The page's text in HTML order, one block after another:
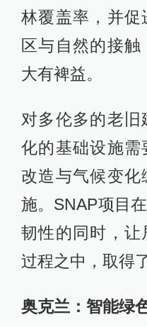
林覆盖率，并促
区与自然的接
大有裨益。
对多伦多的老旧
化的基础设施
改造与气候变
施。SNAP项目
韧性的同时，让
过程之中，取得
奥克兰：智能绿